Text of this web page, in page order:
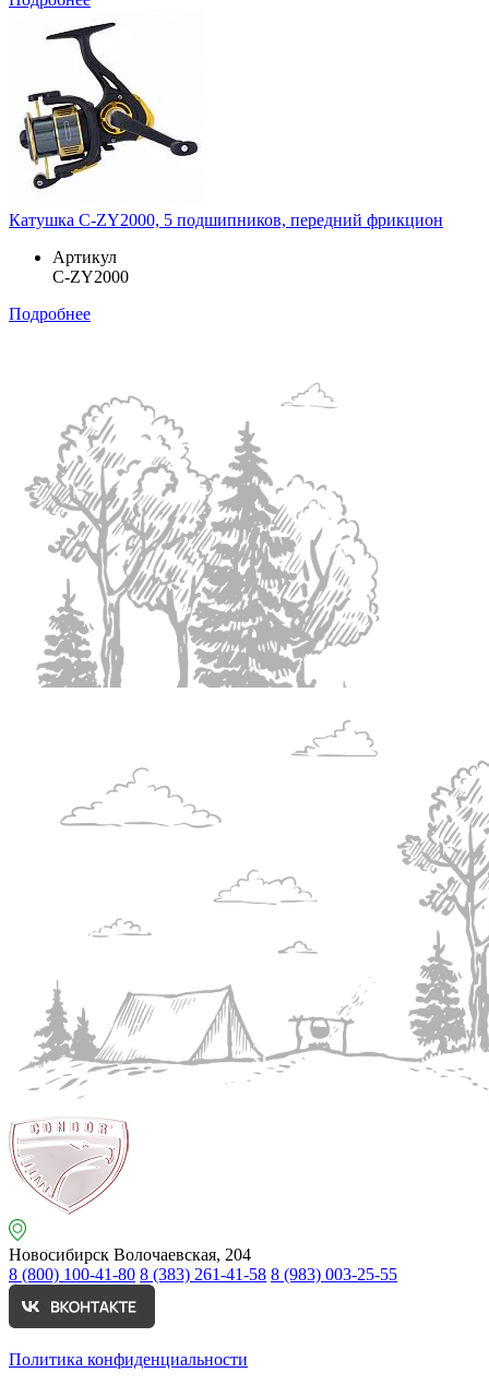
Катушка C-ZY2000, 5 подшипников, передний фрикцион
Артикул
C-ZY2000
Подробнее
Новосибирск Волочаевская, 204
8 (800) 100-41-80 8 (383) 261-41-58 8 (983) 003-25-55
Политика конфиденциальности